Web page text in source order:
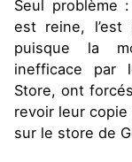
Seul problème
est reine,
puisque la
inefficace par
Store, ont
revoir leur
sur le store de